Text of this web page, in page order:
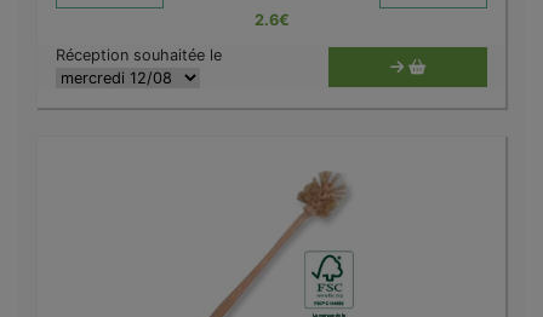
2.6€
Réception souhaitée le